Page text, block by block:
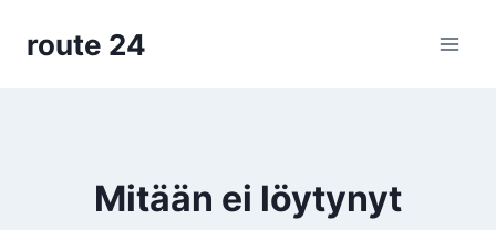
sisältöön
route 24
Mitään ei löytynyt